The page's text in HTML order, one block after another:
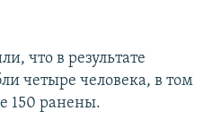
что в результате
четыре человека, в том
150 ранены.